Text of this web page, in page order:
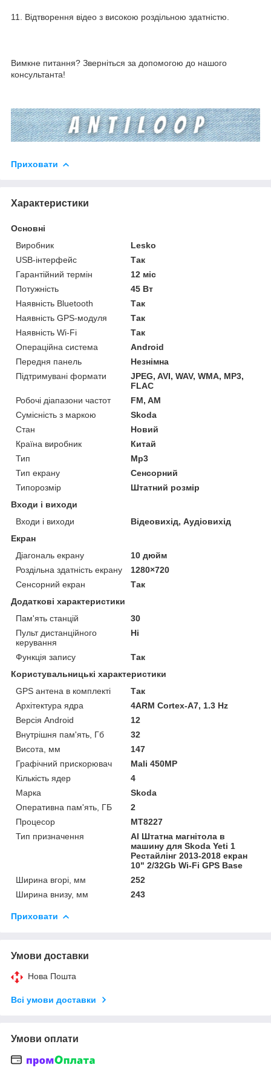
11. Відтворення відео з високою роздільною здатністю.
Вимкне питання? Зверніться за допомогою до нашого
консультанта!
Приховати
Характеристики
Основні
Виробник
Lesko
USB-інтерфейс
Так
Гарантійний термін
12 міс
Потужність
45 Вт
Наявність Bluetooth
Так
Наявність GPS-модуля
Так
Наявність Wi-Fi
Так
Операційна система
Android
Передня панель
Незнімна
Підтримувані формати
JPEG, AVI, WAV, WMA, MP3,
FLAC
Робочі діапазони частот
FM, AM
Сумісність з маркою
Skoda
Стан
Новий
Країна виробник
Китай
Тип
Mp3
Тип екрану
Сенсорний
Типорозмір
Штатний розмір
Входи і виходи
Входи і виходи
Відеовихід, Аудіовихід
Екран
Діагональ екрану
10 дюйм
Роздільна здатність екрану
1280×720
Сенсорний екран
Так
Додаткові характеристики
Пам'ять станцій
30
Пульт дистанційного
керування
Ні
Функція запису
Так
Користувальницькі характеристики
GPS антена в комплекті
Так
Архітектура ядра
4ARM Cortex-A7, 1.3 Hz
Версія Android
12
Внутрішня пам'ять, Гб
32
Висота, мм
147
Графічний прискорювач
Mali 450MP
Кількість ядер
4
Марка
Skoda
Оперативна пам'ять, ГБ
2
Процесор
MT8227
Тип призначення
Al Штатна магнітола в
машину для Skoda Yeti 1
Рестайлінг 2013-2018 екран
10" 2/32Gb Wi-Fi GPS Base
Ширина вгорі, мм
252
Ширина внизу, мм
243
Приховати
Умови доставки
Нова Пошта
Всі умови доставки
Умови оплати